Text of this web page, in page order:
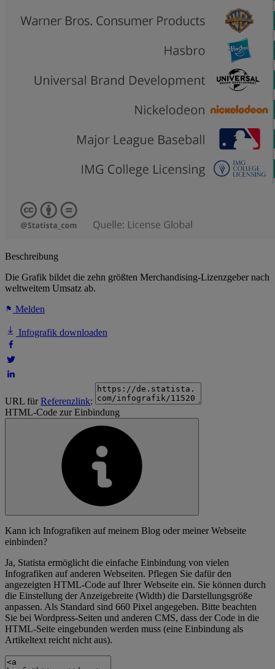
Beschreibung
Die Grafik bildet die zehn größten Merchandising-Lizenzgeber nach
weltweitem Umsatz ab.
Melden
Infografik downloaden
URL fürReferenzlink:
HTML-Code zur Einbindung
Kann ich Infografiken auf meinem Blog oder meiner Webseite
einbinden?
Ja, Statista ermöglicht die einfache Einbindung von vielen
Infografiken auf anderen Webseiten. Pflegen Sie dafür den
angezeigten HTML-Code auf Ihrer Webseite ein. Sie können durch
die Einstellung der Anzeigebreite (Width) die Darstellungsgröße
anpassen. Als Standard sind 660 Pixel angegeben. Bitte beachten
Sie bei Wordpress-Seiten und anderen CMS, dass der Code in die
HTML-Seite eingebunden werden muss (eine Einbindung als
Artikeltext reicht nicht aus).